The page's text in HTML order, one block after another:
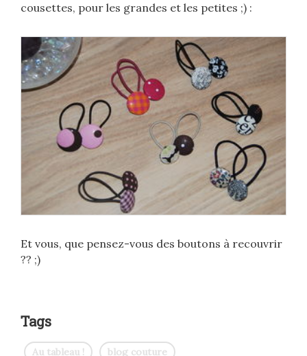
cousettes, pour les grandes et les petites ;) :
Et vous, que pensez-vous des boutons à recouvrir
?? ;)
Tags
Au tableau ! blog couture